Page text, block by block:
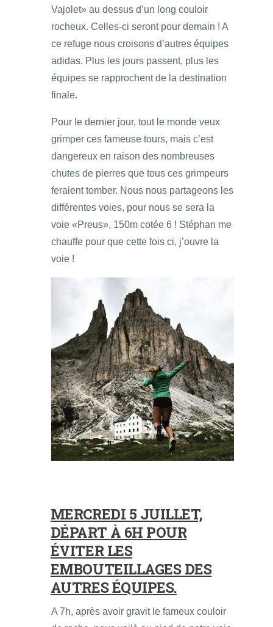
Vajolet» au dessus d’un long couloir
rocheux. Celles-ci seront pour demain ! A
ce refuge nous croisons d’autres équipes
adidas. Plus les jours passent, plus les
équipes se rapprochent de la destination
finale.
Pour le dernier jour, tout le monde veux
grimper ces fameuse tours, mais c’est
dangereux en raison des nombreuses
chutes de pierres que tous ces grimpeurs
feraient tomber. Nous nous partageons les
différentes voies, pour nous se sera la
voie «Preus», 150m cotée 6 ! Stéphan me
chauffe pour que cette fois ci, j’ouvre la
voie !
MERCREDI 5 JUILLET,
DÉPART À 6H POUR
ÉVITER LES
EMBOUTEILLAGES DES
AUTRES ÉQUIPES.
A 7h, après avoir gravit le fameux couloir